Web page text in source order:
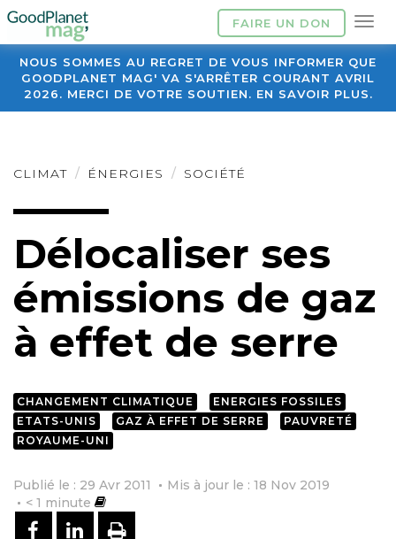
FAIRE UN DON
NOUS SOMMES AU REGRET DE VOUS INFORMER QUE
GOODPLANET MAG' VA S'ARRÊTER COURANT AVRIL
2026. MERCI DE VOTRE SOUTIEN. EN SAVOIR PLUS.
CLIMAT ÉNERGIES SOCIÉTÉ
Délocaliser ses
émissions de gaz
à effet de serre
CHANGEMENT CLIMATIQUE
ENERGIES FOSSILES
ETATS-UNIS
GAZ À EFFET DE SERRE
PAUVRETÉ
ROYAUME-UNI
Publié le : 29 Avr 2011
Mis à jour le : 18 Nov 2019
< 1 minute
PARTAGER SUR FACEBOOK
PARTAGER SUR LINKEDIN
IMPRIMER